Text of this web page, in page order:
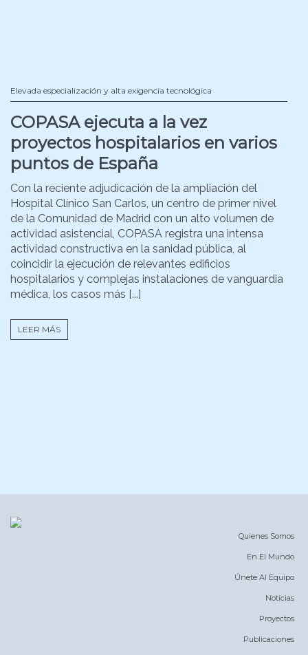
Elevada especialización y alta exigencia tecnológica
COPASA ejecuta a la vez
proyectos hospitalarios en varios
puntos de España
Con la reciente adjudicación de la ampliación del
Hospital Clínico San Carlos, un centro de primer nivel
de la Comunidad de Madrid con un alto volumen de
actividad asistencial, COPASA registra una intensa
actividad constructiva en la sanidad pública, al
coincidir la ejecución de relevantes edificios
hospitalarios y complejas instalaciones de vanguardia
médica, los casos más [...]
LEER MÁS
Quienes Somos
En El Mundo
Únete Al Equipo
Noticias
Proyectos
Publicaciones